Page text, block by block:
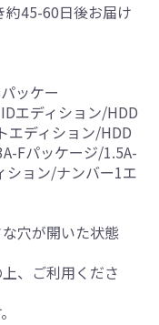
45-60日後お届け
ッケー
エディション/HDD
エディション/HDD
Fパッケージ/1.5A-
ション/ナンバー1エ
穴が開いた状態
、ご利用くださ